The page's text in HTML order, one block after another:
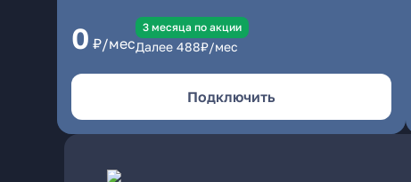
0 ₽/мес
3 месяцa по акции
Далее 488₽/мес
Подключить